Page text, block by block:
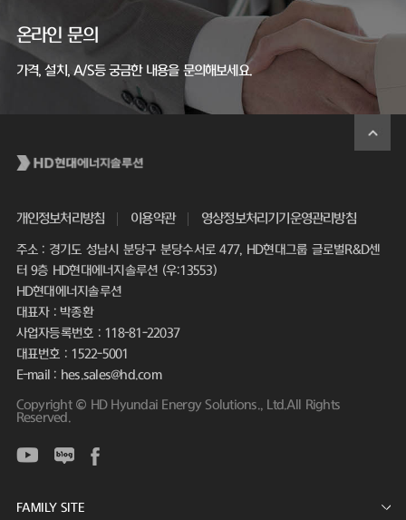
온라인 문의
가격, 설치, A/S등 궁금한 내용을 문의해보세요.
개인정보처리방침 이용약관 영상정보처리기기운영관리방침
주소 : 경기도 성남시 분당구 분당수서로 477, HD현대그룹 글로벌R&D센
터 9층 HD현대에너지솔루션 (우:13553)
HD현대에너지솔루션
대표자 : 박종환
사업자등록번호 : 118-81-22037
대표번호 : 1522-5001
E-mail : hes.sales@hd.com
Copyright © HD Hyundai Energy Solutions., Ltd.All Rights
Reserved.